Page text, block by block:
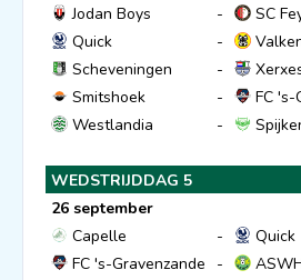
Jodan Boys
-
SC
Quick
-
Scheveningen
-
Smitshoek
-
FC 's-
Westlandia
-
WEDSTRIJDDAG 5
26 september
Capelle
-
Quick
FC 's-Gravenzande
-